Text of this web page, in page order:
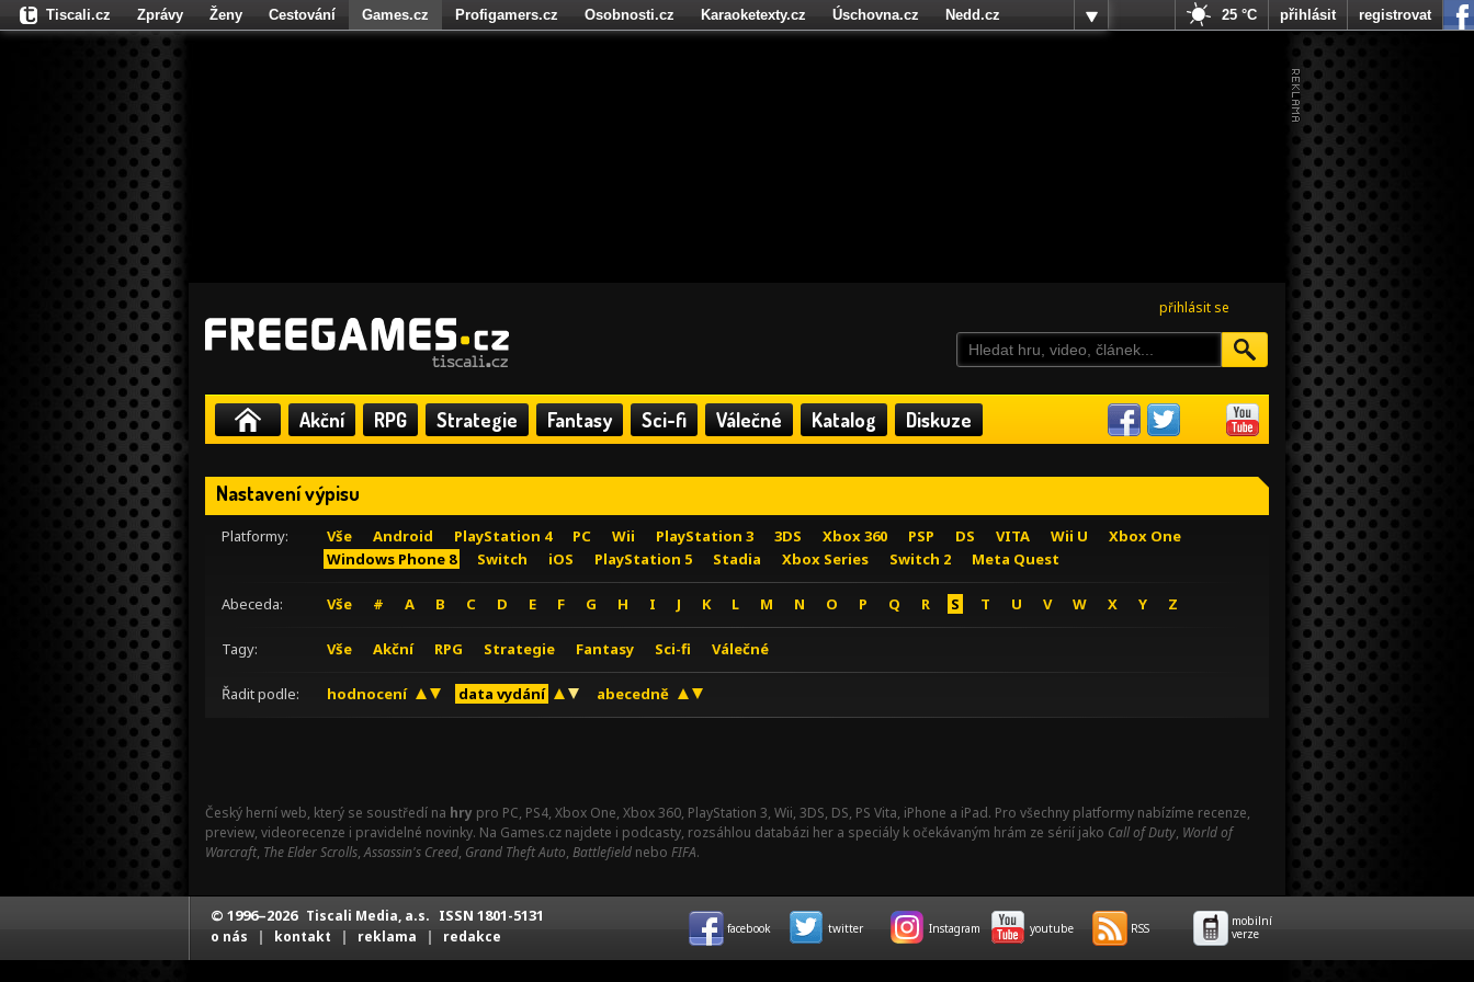
přihlásit se
Akční RPG Strategie Fantasy Sci-fi Válečné Katalog Diskuze
Nastavení výpisu
Platformy: Vše Android PlayStation 4 PC Wii PlayStation 3 3DS Xbox 360 PSP DS VITA Wii U
Xbox One
Windows Phone 8
Switch iOS PlayStation 5 Stadia Xbox Series Switch 2 Meta Quest
Abeceda: Vše # A B C D E F G H I J K L M N O P Q R S T U V W X Y Z
Tagy: Vše Akční RPG Strategie Fantasy Sci-fi Válečné
Řadit podle: hodnocení data vydání abecedně
Český herní web, který se soustředí na hry pro PC, PS4, Xbox One, Xbox 360, PlayStation 3, Wii, 3DS, DS, PS Vita, iPhone a iPad. Pro všechny platformy nabízíme recenze,
preview, videorecenze i pravidelné novinky. Na Games.cz najdete i podcasty, rozsáhlou databázi her a speciály k očekávaným hrám ze sérií jako Call of Duty, World of
Warcraft, The Elder Scrolls,Assassin's Creed, Grand Theft Auto, Battlefield nebo FIFA.
Tiscali.cz Zprávy Ženy Cestování Games.cz Profigamers.cz Osobnosti.cz Karaoketexty.cz Úschovna.cz
Nedd.cz
Fights.cz
25 °C přihlásit registrovat
© 1996–2026 Tiscali Media, a.s. ISSN 1801-5131
o nás | kontakt | reklama | redakce facebook twitter Instagram youtube RSS
mobilní
verze